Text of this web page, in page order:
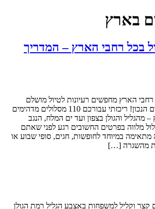
בארץ
טיול בכל רחבי הארץ – המדריך
הארץ מחפשים רעיונות לטיול מושלם
בישראל? הגעתם למקום הנכון! ריכזתי עבורכם 110 מסלולים מדהימים
מהגליל והגולן בצפון ועד ים המלח, הנגב
מלווה בפרטים החשובים רגע לפני שאתם
במיוחד לחופשות, חגים, סופי שבוע או
מהשגרה […]
קצר וקליל למשפחות באצבע הגליל רמת הגולן